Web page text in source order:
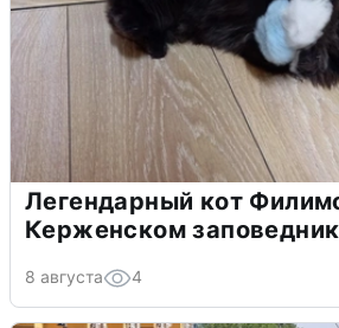
Легендарный кот
Керженском
8 августа 4